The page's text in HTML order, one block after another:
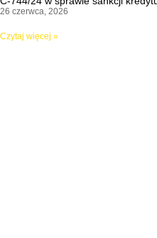
26 czerwca, 2026
Czytaj więcej »